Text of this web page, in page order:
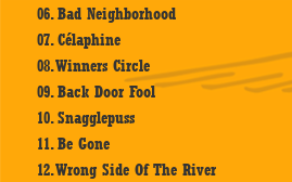
06. Bad Neighborhood
07. Célaphine
08. Winners Circle
09. Back Door Fool
10. Snagglepuss
11. Be Gone
12. Wrong Side Of The River